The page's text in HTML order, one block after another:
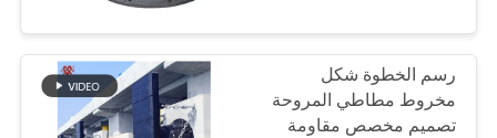
معلومات
الحاجز الهوائي العائم
27
رسم الخطوة شكل
مخروط مطاطي المروحة
تصميم مخصص مقاومة